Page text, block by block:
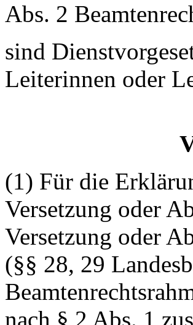
Abs. 2
sind
Leiterinnen oder
(1) Für die
Versetzung oder
Versetzung oder
(§§ 28, 29
nach § 2 Abs. 1